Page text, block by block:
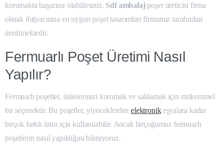
korumakta başarısız olabilirsiniz. Sdf ambalaj poşet üreticisi firma
olarak ihtiyacınıza en uygun poşet tasarımları firmamız tarafından
üretilmektedir.
Fermuarlı Poşet Üretimi Nasıl
Yapılır?
Fermuarlı poşetler, ürünlerinizi korumak ve saklamak için mükemmel
bir seçenektir. Bu poşetler, yiyeceklerdenelektronikeşyalara kadar
birçok farklı ürün için kullanılabilir. Ancak birçoğumuz fermuarlı
poşetlerin nasıl yapıldığını bilmiyoruz.